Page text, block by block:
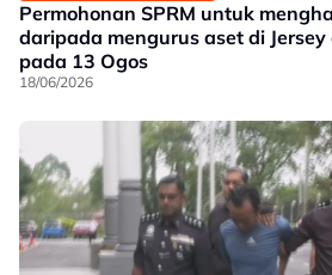
Permohonan SPRM untuk
daripada mengurus aset di
pada 13 Ogos
18/06/2026